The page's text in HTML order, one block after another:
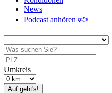
News
Podcast anhören 🕬
Umkreis
Auf geht's!